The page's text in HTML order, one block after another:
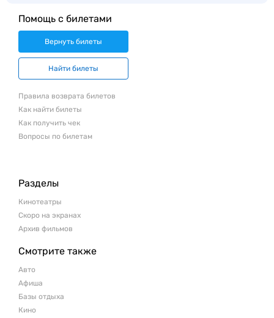
Помощь с билетами
Вернуть билеты
Найти билеты
Правила возврата билетов
Как найти билеты
Как получить чек
Вопросы по билетам
Разделы
Кинотеатры
Скоро на экранах
Архив фильмов
Смотрите также
Авто
Афиша
Базы отдыха
Кино